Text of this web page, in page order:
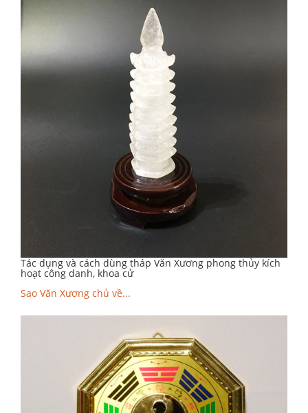
Tác dụng và cách dùng tháp Văn Xương phong thủy kích
hoạt công danh, khoa cử
Sao Văn Xương chủ về...